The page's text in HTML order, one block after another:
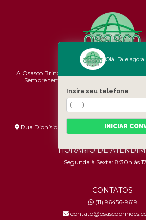
A Osasco Brindes atende a todo o Brasil em
Sempre temos promoções e novidades,
Qualidade e Custo-
ENDEREÇO
Rua Dionísio Bizarro, 233 - Umuarama -
060
HORÁRIO DE
Segunda à Sexta: 8:30h às
CONTATOS
(11) 96456-9619
Olá! Fale
Insira seu telefone
INICIAR